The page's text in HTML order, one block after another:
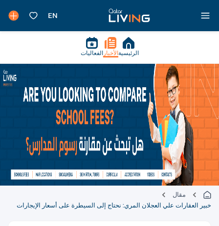
الرئيسية الأخبار الفعاليات
مقال
خبير العقارات علي العجلان المري: نحتاج إلى السيطرة على أسعار الإيجارات